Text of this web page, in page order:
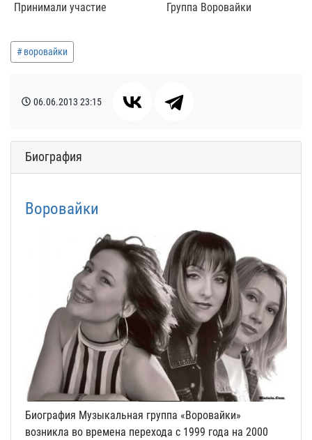
Принимали участие
Группа Воровайки
воровайки
06.06.2013 23:15
Биография
Воровайки
Биография Музыкальная группа «Воровайки»
возникла во времена перехода с 1999 года на 2000